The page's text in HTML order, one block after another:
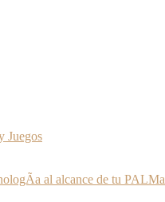
Juegos
al alcance de tu PALMa